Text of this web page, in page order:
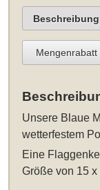
Beschreibung
Mengenrabatt
Unsere Blaue
wetterfestem
Eine
Größe von 15